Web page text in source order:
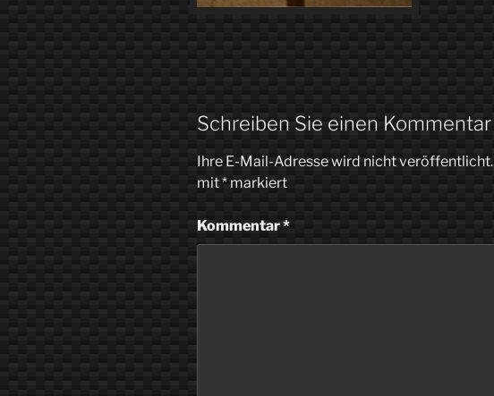
Schreiben Sie einen Kommentar
Ihre E-Mail-Adresse wird nicht veröffentlicht.
mit* markiert
Kommentar*